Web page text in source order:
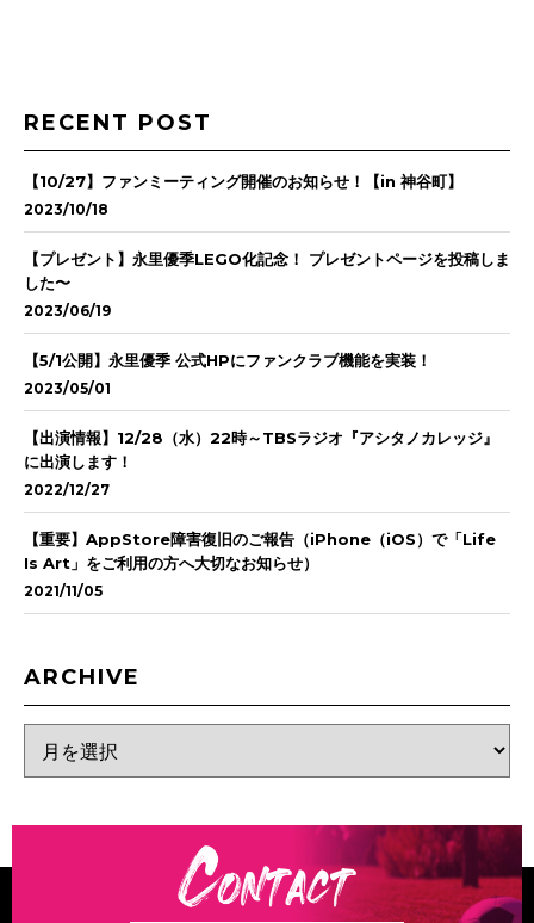
RECENT POST
【10/27】ファンミーティング開催のお知らせ！【in 神谷町】
2023/10/18
【プレゼント】永里優季LEGO化記念！ プレゼントページを投稿しま
した〜
2023/06/19
【5/1公開】永里優季 公式HPにファンクラブ機能を実装！
2023/05/01
【出演情報】12/28（水）22時～TBSラジオ『アシタノカレッジ』
に出演します！
2022/12/27
【重要】AppStore障害復旧のご報告（iPhone（iOS）で「Life
Is Art」をご利用の方へ大切なお知らせ）
2021/11/05
ARCHIVE